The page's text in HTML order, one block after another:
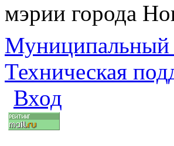
мэрии города
Муниципальный
Техническая
Вход